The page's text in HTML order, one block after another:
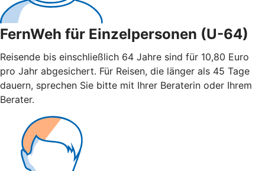
FernWeh für Einzelpersonen (U-64)
Reisende bis einschließlich 64 Jahre sind für 10,80 Euro
pro Jahr abgesichert. Für Reisen, die länger als 45 Tage
dauern, sprechen Sie bitte mit Ihrer Beraterin oder Ihrem
Berater.